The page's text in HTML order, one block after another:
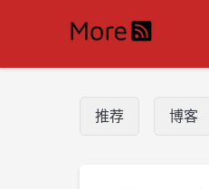
推荐 博客